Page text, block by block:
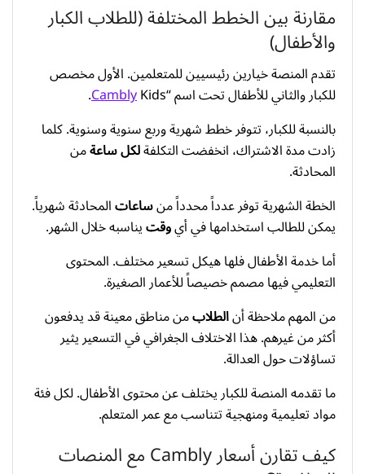
مقارنة بين الخطط المختلفة (للطلاب الكبار
والأطفال)
تقدم المنصة خيارين رئيسيين للمتعلمين. الأول مخصص
للكبار والثاني للأطفال تحت اسم “ CamblyKids.
بالنسبة للكبار، تتوفر خطط شهرية وربع سنوية وسنوية. كلما
زادت مدة الاشتراك، انخفضت التكلفةلكل ساعةمن
المحادثة.
الخطة الشهرية توفر عدداً محدداً منساعاتالمحادثة شهرياً.
يمكن للطالب استخدامها في أيوقتيناسبه خلال الشهر.
أما خدمة الأطفال فلها هيكل تسعير مختلف. المحتوى
التعليمي فيها مصمم خصيصاً للأعمار الصغيرة.
من المهم ملاحظة أنالطلابمن مناطق معينة قد يدفعون
أكثر من غيرهم. هذا الاختلاف الجغرافي في التسعير يثير
تساؤلات حول العدالة.
ما تقدمه المنصة للكبار يختلف عن محتوى الأطفال. لكل فئة
مواد تعليمية ومنهجية تتناسب مع عمر المتعلم.
كيف تقارن أسعار Cambly مع المنصات